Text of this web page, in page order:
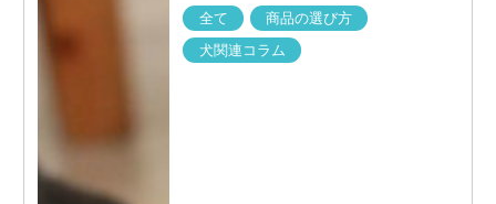
全て
商品の選び方
犬関連コラム